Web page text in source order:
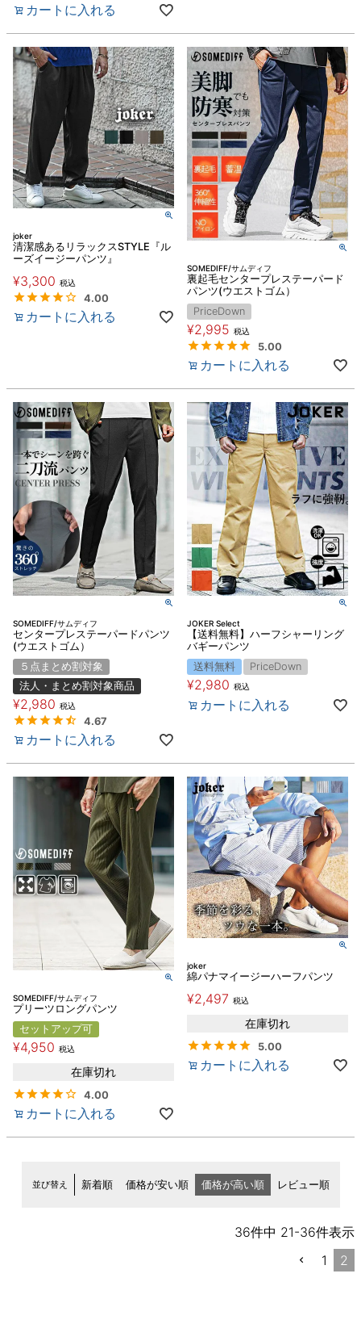
カートに入れる
joker
清潔感あるリラックスSTYLE『ル
ーズイージーパンツ』
¥3,300 税込
4.00
カートに入れる
SOMEDIFF/サムディフ
裏起毛センタープレステーパード
パンツ(ウエストゴム）
PriceDown
¥2,995 税込
5.00
カートに入れる
SOMEDIFF/サムディフ
センタープレステーパードパンツ
(ウエストゴム）
５点まとめ割対象
法人・まとめ割対象商品
¥2,980 税込
4.67
カートに入れる
JOKER Select
【送料無料】ハーフシャーリング
バギーパンツ
送料無料
PriceDown
¥2,980 税込
カートに入れる
SOMEDIFF/サムディフ
プリーツロングパンツ
セットアップ可
¥4,950 税込
在庫切れ
4.00
カートに入れる
joker
綿パナマイージーハーフパンツ
¥2,497 税込
在庫切れ
5.00
カートに入れる
並び替え 新着順 価格が安い順 価格が高い順 レビュー順
36件中 21-36件表示
1
2